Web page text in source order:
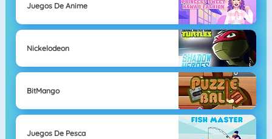
Juegos De Anime
Nickelodeon
BitMango
Juegos De Pesca